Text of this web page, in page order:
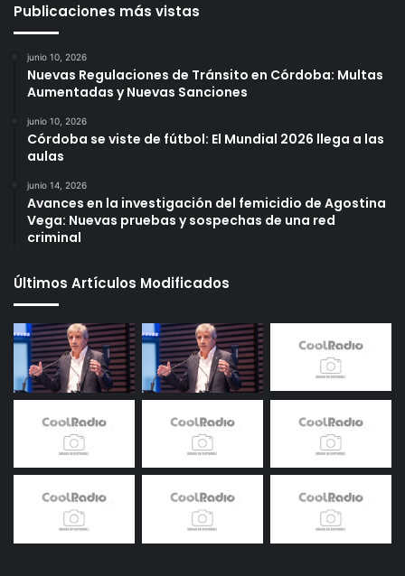
Publicaciones más vistas
junio 10, 2026
Nuevas Regulaciones de Tránsito en Córdoba: Multas
Aumentadas y Nuevas Sanciones
junio 10, 2026
Córdoba se viste de fútbol: El Mundial 2026 llega a las
aulas
junio 14, 2026
Avances en la investigación del femicidio de Agostina
Vega: Nuevas pruebas y sospechas de una red
criminal
Últimos Artículos Modificados